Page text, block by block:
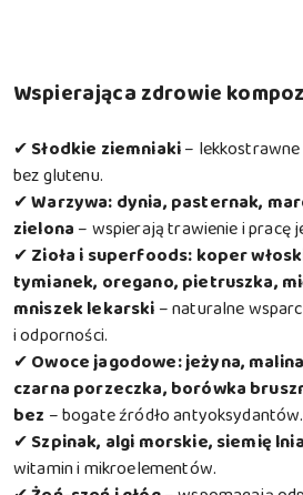
Wspierająca zdrowie
✔ Słodkie ziemniaki–
bez glutenu.
✔Warzywa: dynia, pasternak,
zielona – wspierają trawienie i pracę
✔ Zioła i superfoods: koper
tymianek, oregano, pietruszka,
mniszek lekarski – naturalne
i odporności.
✔ Owoce jagodowe: jeżyna,
czarna porzeczka, borówka
bez – bogate źródło antyoksydantów.
✔ Szpinak, algi morskie, siemię
witamin i mikroelementów.